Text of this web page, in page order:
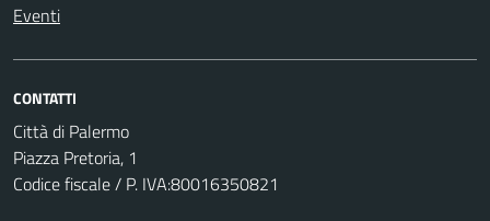
Eventi
CONTATTI
Città di Palermo
Piazza Pretoria, 1
Codice fiscale / P. IVA:80016350821